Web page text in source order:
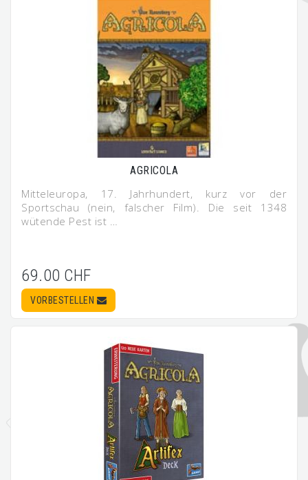
AGRICOLA
Mitteleuropa, 17. Jahrhundert, kurz vor der
Sportschau (nein, falscher Film). Die seit 1348
wütende Pest ist …
69.00 CHF
VORBESTELLEN